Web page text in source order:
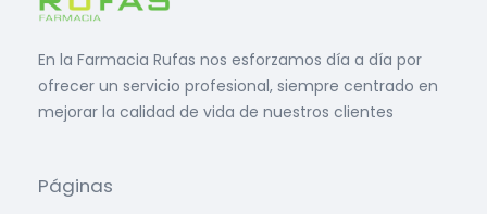
En la Farmacia Rufas nos esforzamos día a día por
ofrecer un servicio profesional, siempre centrado en
mejorar la calidad de vida de nuestros clientes
Páginas